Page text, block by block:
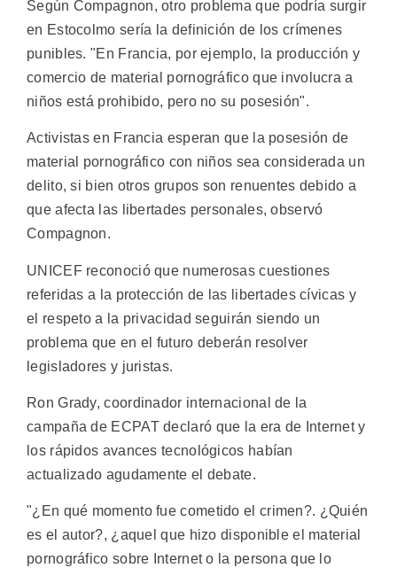
Según Compagnon, otro problema que podría surgir
en Estocolmo sería la definición de los crímenes
punibles. "En Francia, por ejemplo, la producción y
comercio de material pornográfico que involucra a
niños está prohibido, pero no su posesión".
Activistas en Francia esperan que la posesión de
material pornográfico con niños sea considerada un
delito, si bien otros grupos son renuentes debido a
que afecta las libertades personales, observó
Compagnon.
UNICEF reconoció que numerosas cuestiones
referidas a la protección de las libertades cívicas y
el respeto a la privacidad seguirán siendo un
problema que en el futuro deberán resolver
legisladores y juristas.
Ron Grady, coordinador internacional de la
campaña de ECPAT declaró que la era de Internet y
los rápidos avances tecnológicos habían
actualizado agudamente el debate.
"¿En qué momento fue cometido el crimen?. ¿Quién
es el autor?, ¿aquel que hizo disponible el material
pornográfico sobre Internet o la persona que lo